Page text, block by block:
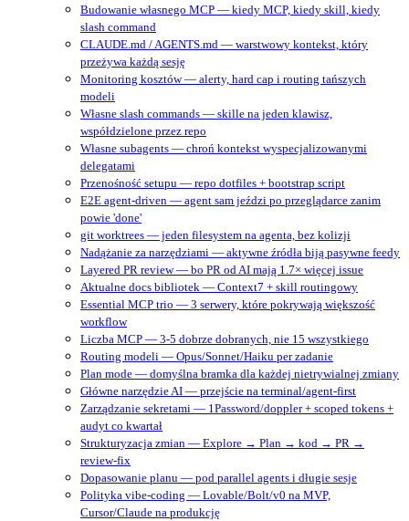
Budowanie własnego MCP — kiedy MCP, kiedy skill, kiedy
slash command
CLAUDE.md / AGENTS.md — warstwowy kontekst, który
przeżywa każdą sesję
Monitoring kosztów — alerty, hard cap i routing tańszych
modeli
Własne slash commands — skille na jeden klawisz,
współdzielone przez repo
Własne subagents — chroń kontekst wyspecjalizowanymi
delegatami
Przenośność setupu — repo dotfiles + bootstrap script
E2E agent-driven — agent sam jeździ po przeglądarce zanim
powie 'done'
git worktrees — jeden filesystem na agenta, bez kolizji
Nadążanie za narzędziami — aktywne źródła biją pasywne feedy
Layered PR review — bo PR od AI mają 1.7× więcej issue
Aktualne docs bibliotek — Context7 + skill routingowy
Essential MCP trio — 3 serwery, które pokrywają większość
workflow
Liczba MCP — 3-5 dobrze dobranych, nie 15 wszystkiego
Routing modeli — Opus/Sonnet/Haiku per zadanie
Plan mode — domyślna bramka dla każdej nietrywialnej zmiany
Główne narzędzie AI — przejście na terminal/agent‑first
Zarządzanie sekretami — 1Password/doppler + scoped tokens +
audyt co kwartał
Strukturyzacja zmian — Explore → Plan → kod → PR →
review-fix
Dopasowanie planu — pod parallel agents i długie sesje
Polityka vibe-coding — Lovable/Bolt/v0 na MVP,
Cursor/Claude na produkcję